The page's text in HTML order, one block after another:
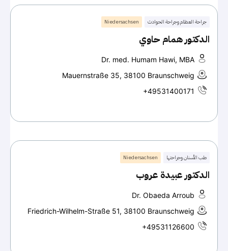
جراحة العظام وجراحة الحوادث Niedersachsen
الدكتور همام حاوي
Dr. med. Humam Hawi, MBA
Mauernstraße 35, 38100 Braunschweig
+49531400171
طب الأسنان وجراحتها Niedersachsen
الدكتور عبيدة عروب
Dr. Obaeda Arroub
Friedrich-Wilhelm-Straße 51, 38100 Braunschweig
+49531126600